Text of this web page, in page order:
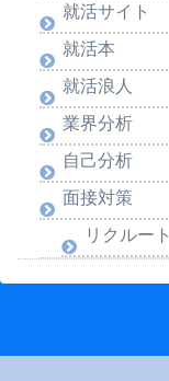
就活サイト
就活本
就活浪人
業界分析
自己分析
面接対策
リクルート